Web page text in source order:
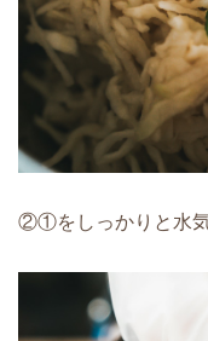
②①をしっかりと水気